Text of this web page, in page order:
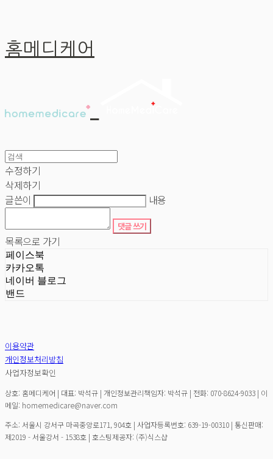
홈메디케어
수정하기
삭제하기
글쓴이
내용
댓글 쓰기
목록으로 가기
페이스북
카카오톡
네이버 블로그
밴드
이용약관
개인정보처리방침
사업자정보확인
상호: 홈메디케어 | 대표: 박석규 | 개인정보관리책임자: 박석규 | 전화: 070-8624-9033 | 이
메일: homemedicare@naver.com
주소: 서울시 강서구 마곡중앙로171, 904호 | 사업자등록번호: 639-19-00310 | 통신판매:
제2019 - 서울강서 - 1538호 | 호스팅제공자: (주)식스샵